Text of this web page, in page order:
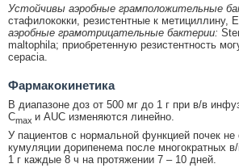
Устойчивы аэробные грамположительные
стафилококки, резистентные к метициллину,
аэробные грамотрицательные бактерии:
maltophila; приобретенную резистентность
cepacia.
Фармакокинетика
В диапазоне доз от 500 мг до 1 г при в/в
Cmax и AUC изменяются линейно.
У пациентов с нормальной функцией почек не
кумуляции дорипенема после многократных
1 г каждые 8 ч на протяжении 7 – 10 дней.